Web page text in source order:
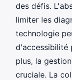
des défis.
limiter les
technologie
d'accessibilité
plus, la
cruciale. La